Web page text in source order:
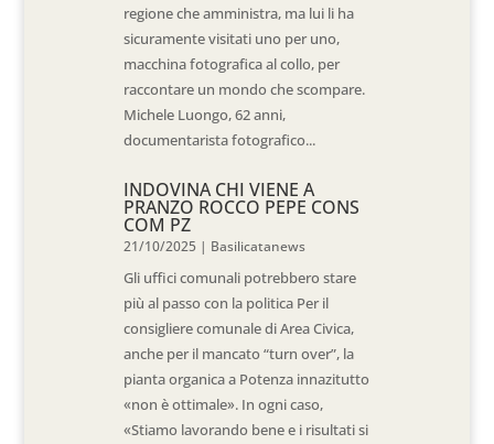
regione che amministra, ma lui li ha
sicuramente visitati uno per uno,
macchina fotografica al collo, per
raccontare un mondo che scompare.
Michele Luongo, 62 anni,
documentarista fotografico...
INDOVINA CHI VIENE A
PRANZO ROCCO PEPE CONS
COM PZ
21/10/2025 | Basilicatanews
Gli uffici comunali potrebbero stare
più al passo con la politica Per il
consigliere comunale di Area Civica,
anche per il mancato “turn over”, la
pianta organica a Potenza innazitutto
«non è ottimale». In ogni caso,
«Stiamo lavorando bene e i risultati si